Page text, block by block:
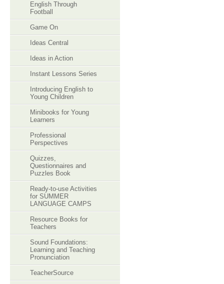
English Through
Football
Game On
Ideas Central
Ideas in Action
Instant Lessons Series
Introducing English to
Young Children
Minibooks for Young
Learners
Professional
Perspectives
Quizzes,
Questionnaires and
Puzzles Book
Ready-to-use Activities
for SUMMER
LANGUAGE CAMPS
Resource Books for
Teachers
Sound Foundations:
Learning and Teaching
Pronunciation
TeacherSource